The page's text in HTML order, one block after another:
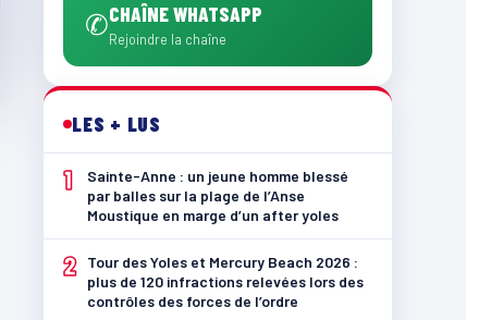
✆CHAÎNE WHATSAPP
Rejoindre la chaîne
LES + LUS
1
Sainte-Anne : un jeune homme blessé
par balles sur la plage de l’Anse
Moustique en marge d’un after yoles
2
Tour des Yoles et Mercury Beach 2026 :
plus de 120 infractions relevées lors des
contrôles des forces de l’ordre